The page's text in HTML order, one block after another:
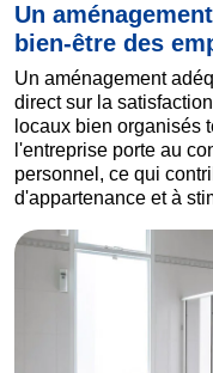
Un
bien-être des
Un aménagement
direct sur la
locaux bien organisés
l'entreprise porte au
personnel, ce qui
d'appartenance et à